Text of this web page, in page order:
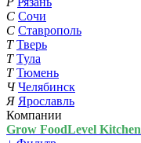
С Сочи
С Ставрополь
Т Тверь
Т Тула
Т Тюмень
Ч Челябинск
Я Ярославль
Компании
Grow FoodLevel Kitchen